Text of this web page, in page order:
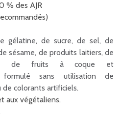
% des AJR
gélatine, de sucre, de sel, de
sésame, de produits laitiers, de
de fruits à coque et
sans utilisation de
de colorants artificiels.
aux végétaliens.